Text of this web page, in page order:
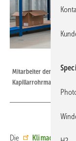
Mitarbeiter
Kapillarrohrmatten.
Die Klimadecke